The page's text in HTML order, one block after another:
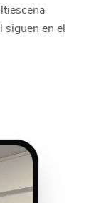
siguen en el